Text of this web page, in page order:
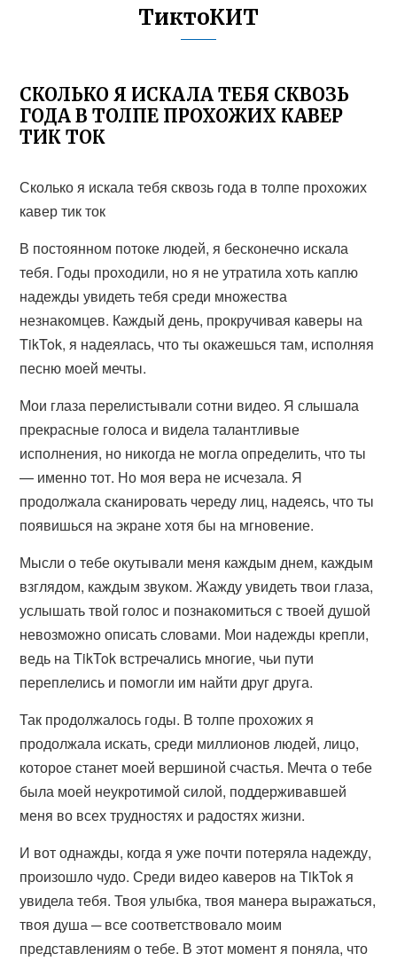
ТиктоКИТ
СКОЛЬКО Я ИСКАЛА ТЕБЯ СКВОЗЬ
ГОДА В ТОЛПЕ ПРОХОЖИХ КАВЕР
ТИК ТОК
Сколько я искала тебя сквозь года в толпе прохожих
кавер тик ток
В постоянном потоке людей, я бесконечно искала
тебя. Годы проходили, но я не утратила хоть каплю
надежды увидеть тебя среди множества
незнакомцев. Каждый день, прокручивая каверы на
TikTok, я надеялась, что ты окажешься там, исполняя
песню моей мечты.
Мои глаза перелистывали сотни видео. Я слышала
прекрасные голоса и видела талантливые
исполнения, но никогда не могла определить, что ты
— именно тот. Но моя вера не исчезала. Я
продолжала сканировать череду лиц, надеясь, что ты
появишься на экране хотя бы на мгновение.
Мысли о тебе окутывали меня каждым днем, каждым
взглядом, каждым звуком. Жажду увидеть твои глаза,
услышать твой голос и познакомиться с твоей душой
невозможно описать словами. Мои надежды крепли,
ведь на TikTok встречались многие, чьи пути
переплелись и помогли им найти друг друга.
Так продолжалось годы. В толпе прохожих я
продолжала искать, среди миллионов людей, лицо,
которое станет моей вершиной счастья. Мечта о тебе
была моей неукротимой силой, поддерживавшей
меня во всех трудностях и радостях жизни.
И вот однажды, когда я уже почти потеряла надежду,
произошло чудо. Среди видео каверов на TikTok я
увидела тебя. Твоя улыбка, твоя манера выражаться,
твоя душа ─ все соответствовало моим
представлениям о тебе. В этот момент я поняла, что